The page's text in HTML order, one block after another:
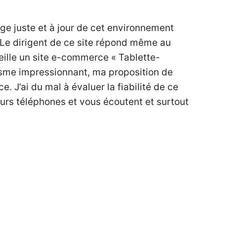
juste et à jour de cet environnement
dirigent de ce site répond même au
un site e-commerce « Tablette-
impressionnant, ma proposition de
J’ai du mal à évaluer la fiabilité de ce
téléphones et vous écoutent et surtout